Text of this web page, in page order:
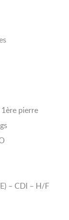
pierre
– CDI – H/F